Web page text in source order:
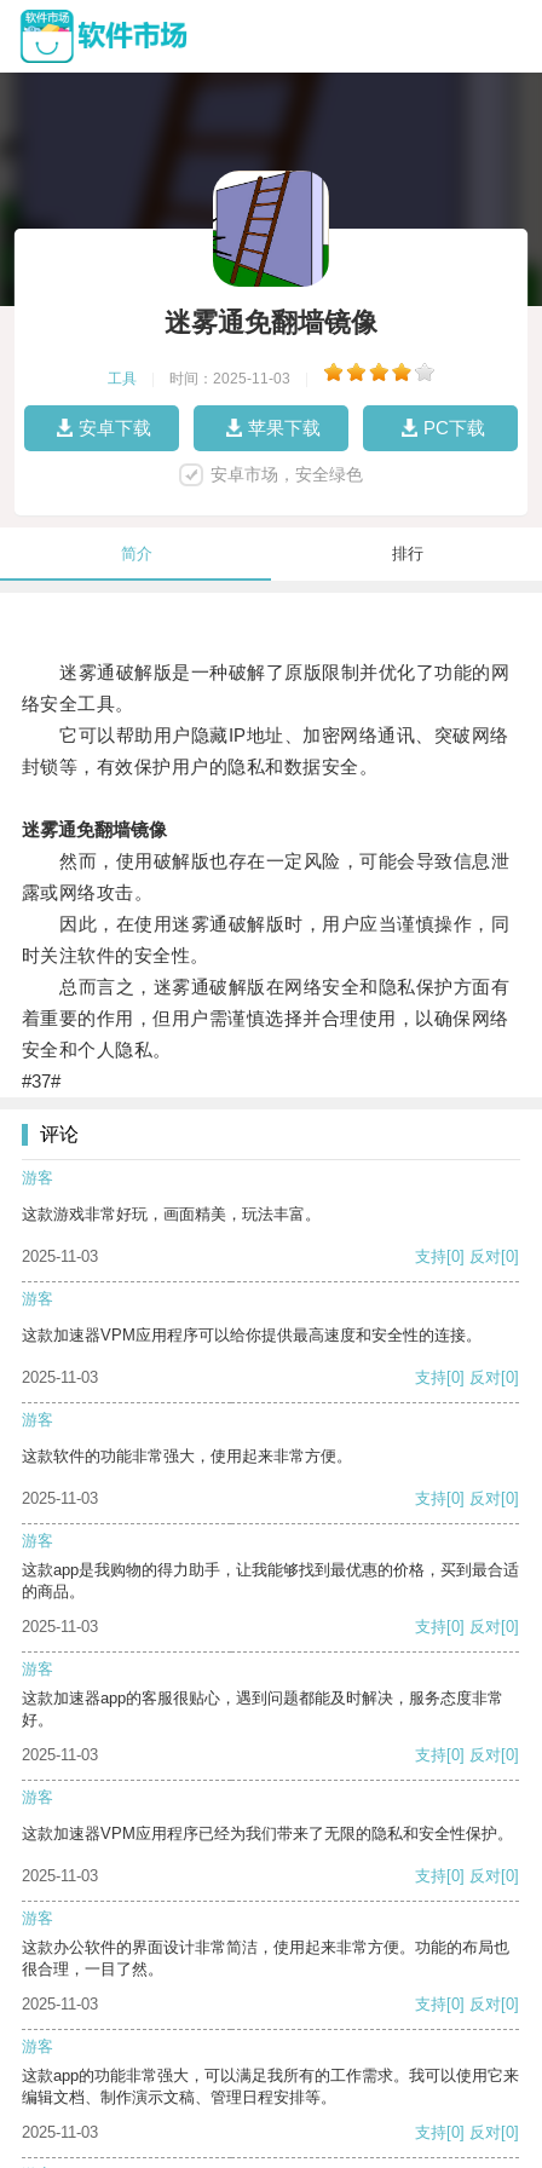
迷雾通免翻墙镜像
工具 时间：2025-11-03
安卓下载 苹果下载 PC下载
安卓市场，安全绿色
简介 排行
迷雾通破解版是一种破解了原版限制并优化了功能的网
络安全工具。
它可以帮助用户隐藏IP地址、加密网络通讯、突破网络
封锁等，有效保护用户的隐私和数据安全。
迷雾通免翻墙镜像
然而，使用破解版也存在一定风险，可能会导致信息泄
露或网络攻击。
因此，在使用迷雾通破解版时，用户应当谨慎操作，同
时关注软件的安全性。
总而言之，迷雾通破解版在网络安全和隐私保护方面有
着重要的作用，但用户需谨慎选择并合理使用，以确保网络
安全和个人隐私。
#37#
评论
游客
这款游戏非常好玩，画面精美，玩法丰富。
2025-11-03 支持[0] 反对[0]
游客
这款加速器VPM应用程序可以给你提供最高速度和安全性的连接。
2025-11-03 支持[0] 反对[0]
游客
这款软件的功能非常强大，使用起来非常方便。
2025-11-03 支持[0] 反对[0]
游客
这款app是我购物的得力助手，让我能够找到最优惠的价格，买到最合适
的商品。
2025-11-03
支持[0] 反对[0]
游客
这款加速器app的客服很贴心，遇到问题都能及时解决，服务态度非常
好。
2025-11-03
支持[0] 反对[0]
游客
这款加速器VPM应用程序已经为我们带来了无限的隐私和安全性保护。
2025-11-03 支持[0] 反对[0]
游客
这款办公软件的界面设计非常简洁，使用起来非常方便。功能的布局也
很合理，一目了然。
2025-11-03
支持[0] 反对[0]
游客
这款app的功能非常强大，可以满足我所有的工作需求。我可以使用它来
编辑文档、制作演示文稿、管理日程安排等。
2025-11-03
支持[0] 反对[0]